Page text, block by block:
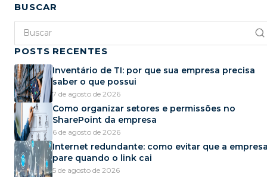
BUSCAR
POSTS RECENTES
Inventário de TI: por que sua empresa precisa
saber o que possui
7 de agosto de 2026
Como organizar setores e permissões no
SharePoint da empresa
6 de agosto de 2026
Internet redundante: como evitar que a
pare quando o link cai
5 de agosto de 2026